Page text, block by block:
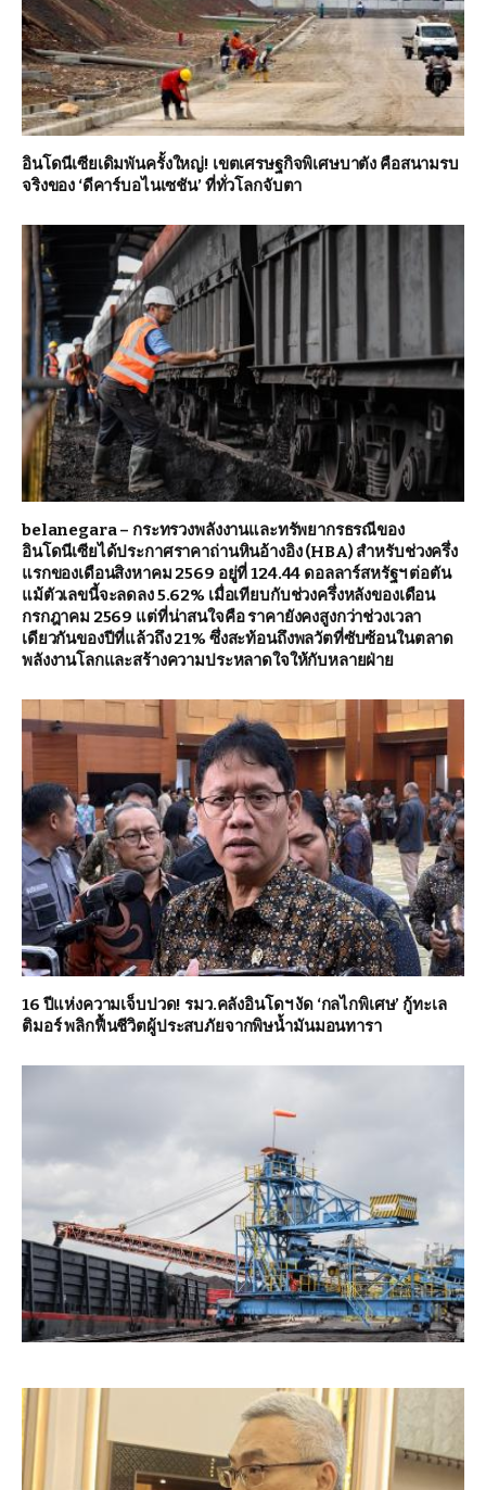
อินโดนีเซียเดิมพันครั้งใหญ่! เขตเศรษฐกิจพิเศษบาตัง คือสนามรบ
จริงของ ‘ดีคาร์บอไนเซชัน’ ที่ทั่วโลกจับตา
belanegara – กระทรวงพลังงานและทรัพยากรธรณีของ
อินโดนีเซียได้ประกาศราคาถ่านหินอ้างอิง (HBA) สำหรับช่วงครึ่ง
แรกของเดือนสิงหาคม 2569 อยู่ที่ 124.44 ดอลลาร์สหรัฐฯ ต่อตัน
แม้ตัวเลขนี้จะลดลง 5.62% เมื่อเทียบกับช่วงครึ่งหลังของเดือน
กรกฎาคม 2569 แต่ที่น่าสนใจคือ ราคายังคงสูงกว่าช่วงเวลา
เดียวกันของปีที่แล้วถึง 21% ซึ่งสะท้อนถึงพลวัตที่ซับซ้อนในตลาด
พลังงานโลกและสร้างความประหลาดใจให้กับหลายฝ่าย
16 ปีแห่งความเจ็บปวด! รมว.คลังอินโดฯ งัด ‘กลไกพิเศษ’ กู้ทะเล
ติมอร์ พลิกฟื้นชีวิตผู้ประสบภัยจากพิษน้ำมันมอนทารา